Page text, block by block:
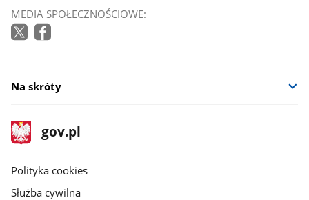
MEDIA SPOŁECZNOŚCIOWE:
Na skróty
stopka
gov.pl
Strona
gov.pl
gov.pl
Polityka cookies
Służba cywilna